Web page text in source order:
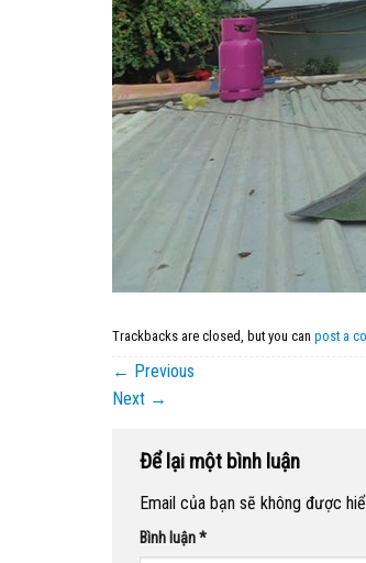
Trackbacks are closed, but you can post a
← Previous
Next →
Để lại một bình luận
Email của bạn sẽ không được
Bình luận*